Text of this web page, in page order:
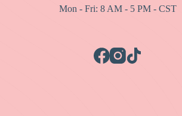
Mon - Fri: 8 AM - 5 PM - CST